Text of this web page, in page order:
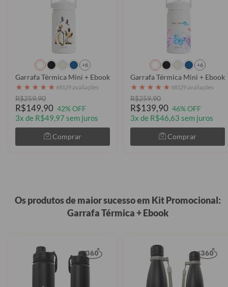
+6
Garrafa Térmica Mini + Ebook - Adorei As Almas
★ ★ ★ ★ ★ 68129 avaliações
R$259,90
R$149,90 42% OFF
3x de R$49,97 sem juros
Comprar
+6
Garrafa Térmica Mini +
★ ★ ★ ★ ★ 68129 avaliações
R$259,90
R$139,90 46% OFF
3x de R$46,63 sem juros
Comprar
Os produtos de maior sucesso em Kit Promocional:
Garrafa Térmica + Ebook